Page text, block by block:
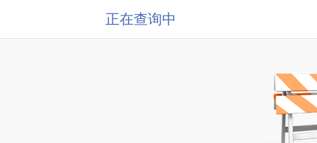
正在查询中